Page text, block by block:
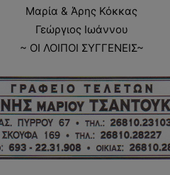
Μαρία & Άρης Κόκκας
Γεώργιος Ιωάννου
~ ΟΙ ΛΟΙΠΟΙ ΣΥΓΓΕΝΕΙΣ~